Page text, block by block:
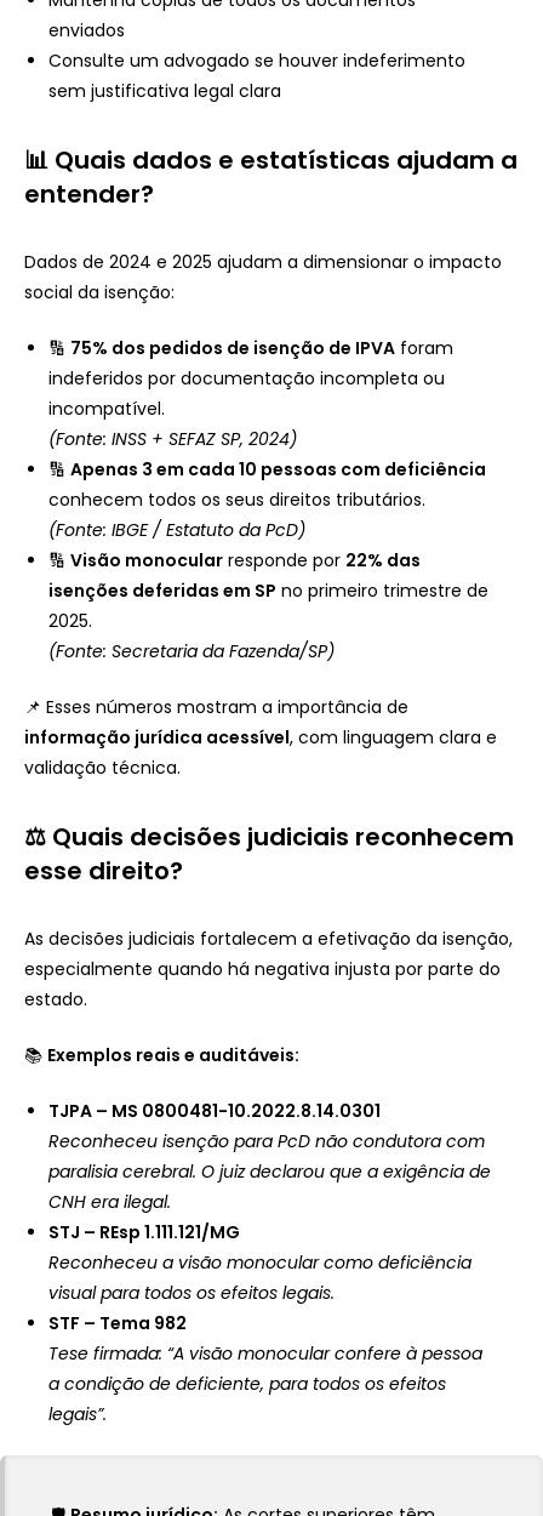
enviados
Consulte um advogado se houver indeferimento
sem justificativa legal clara
📊 Quais dados e estatísticas ajudam a
entender?
Dados de 2024 e 2025 ajudam a dimensionar o impacto
social da isenção:
🔢 75% dos pedidos de isenção de IPVA foram
indeferidos por documentação incompleta ou
incompatível.
(Fonte: INSS + SEFAZ SP, 2024)
🔢 Apenas 3 em cada 10 pessoas com deficiência
conhecem todos os seus direitos tributários.
(Fonte: IBGE / Estatuto da PcD)
🔢 Visão monocular responde por 22% das
isenções deferidas em SP no primeiro trimestre de
2025.
(Fonte: Secretaria da Fazenda/SP)
📌 Esses números mostram a importância de
informação jurídica acessível, com linguagem clara e
validação técnica.
⚖️ Quais decisões judiciais reconhecem
esse direito?
As decisões judiciais fortalecem a efetivação da isenção,
especialmente quando há negativa injusta por parte do
estado.
📚 Exemplos reais e auditáveis:
TJPA – MS 0800481-10.2022.8.14.0301
Reconheceu isenção para PcD não condutora com
paralisia cerebral. O juiz declarou que a exigência de
CNH era ilegal.
STJ – REsp 1.111.121/MG
Reconheceu a visão monocular como deficiência
visual para todos os efeitos legais.
STF – Tema 982
Tese firmada: “A visão monocular confere à pessoa
a condição de deficiente, para todos os efeitos
legais”.